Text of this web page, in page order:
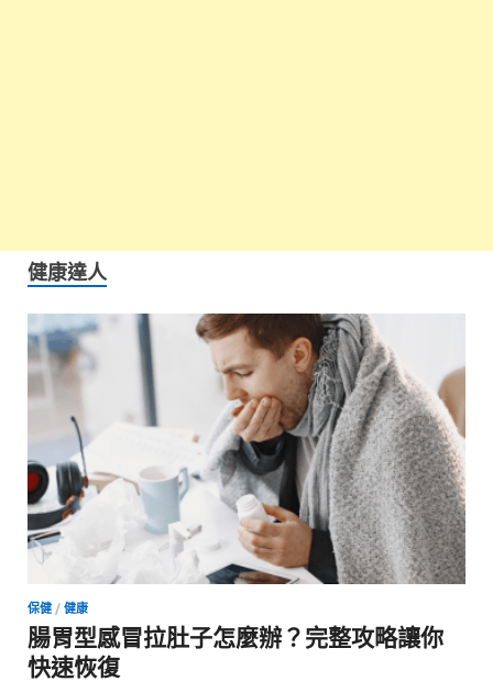
健康達人
保健 / 健康
腸胃型感冒拉肚子怎麼辦？完整攻略讓你
快速恢復